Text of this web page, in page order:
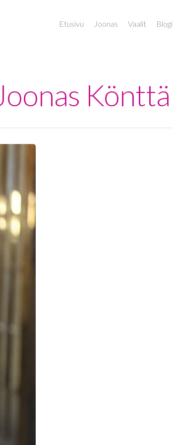
Etusivu Joonas Vaalit Blogi
Könttä